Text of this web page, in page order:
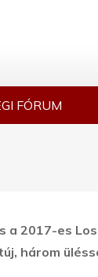
FÓRUM
a 2017-es Los
három